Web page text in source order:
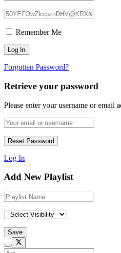
Remember Me
Forgotten Password?
Retrieve your password
Please enter your username or email
Log In
Add New Playlist